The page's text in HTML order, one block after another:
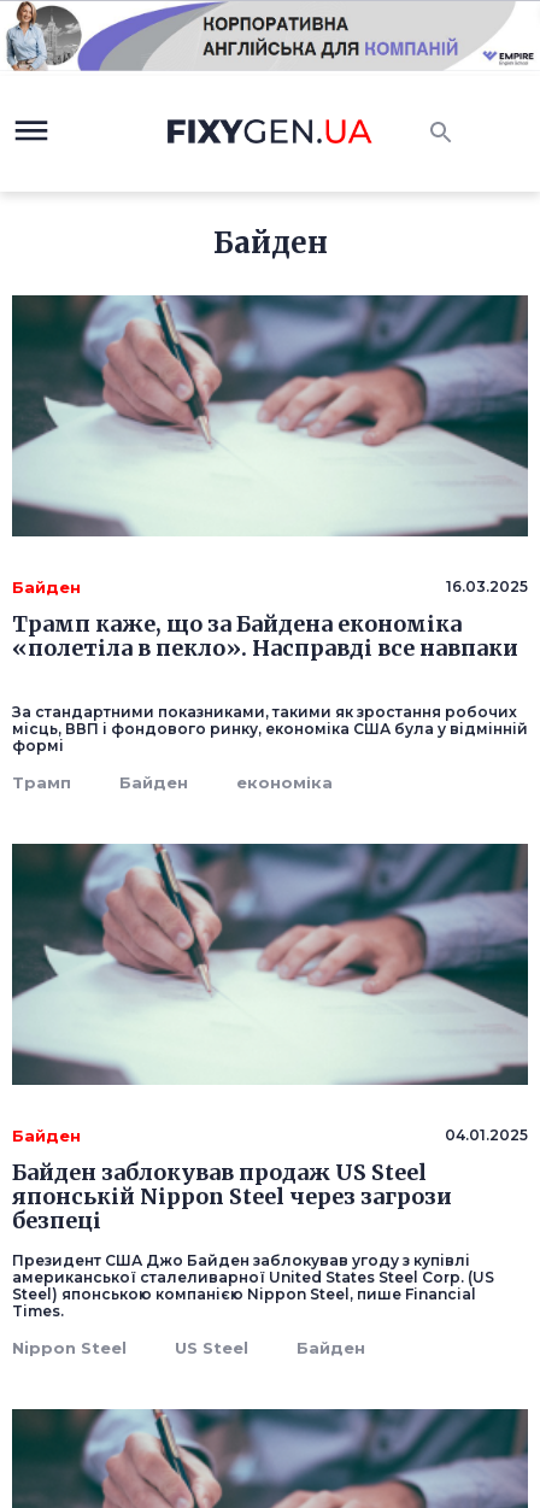
Байден
Байден 16.03.2025
Трамп каже, що за Байдена економіка
«полетіла в пекло». Насправді все навпаки
За стандартними показниками, такими як зростання робочих
місць, ВВП і фондового ринку, економіка США була у відмінній
формі
Трамп Байден економіка
Байден 04.01.2025
Байден заблокував продаж US Steel
японській Nippon Steel через загрози
безпеці
Президент США Джо Байден заблокував угоду з купівлі
американської сталеливарної United States Steel Corp. (US
Steel) японською компанією Nippon Steel, пише Financial
Times.
Nippon Steel US Steel Байден